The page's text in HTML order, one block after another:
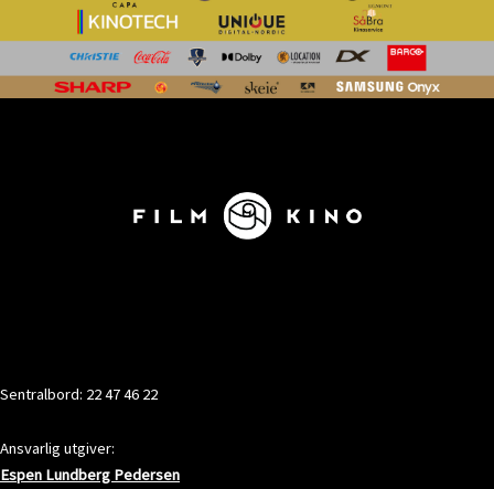
Sentralbord: 22 47 46 22
Ansvarlig utgiver:
Espen Lundberg Pedersen